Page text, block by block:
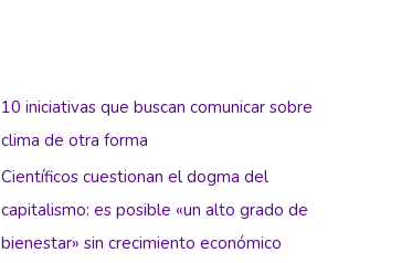
10 iniciativas que buscan comunicar sobre
clima de otra forma
Científicos cuestionan el dogma del
capitalismo: es posible «un alto grado de
bienestar» sin crecimiento económico